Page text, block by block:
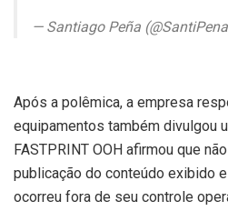
— Santiago Peña
Após a polêmica, a empresa
equipamentos também divulgou
FASTPRINT OOH afirmou que
publicação do conteúdo exibido
ocorreu fora de seu controle